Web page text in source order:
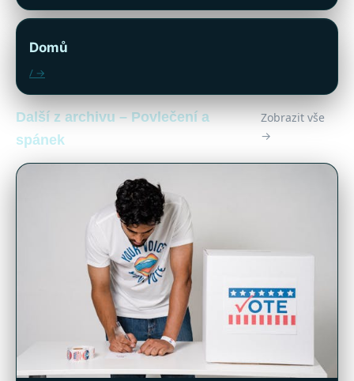
Domů
/ →
Další z archivu – Povlečení a
spánek
Zobrazit vše
→